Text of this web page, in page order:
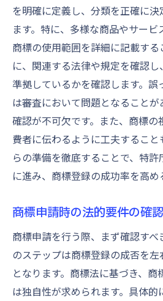
を明確に定義し、分類を正確に
ます。特に、多様な商品やサービ
商標の使用範囲を詳細に記載する
に、関連する法律や規定を確認
準拠しているかを確認します。
は審査において問題となること
確認が不可欠です。また、商標の
費者に伝わるように工夫するこ
らの準備を徹底することで、特
に進み、商標登録の成功率を高め
商標申請時の法的要件の確認
商標申請を行う際、まず確認すべ
のステップは商標登録の成否を
となります。商標法に基づき、
は独自性が求められます。具体